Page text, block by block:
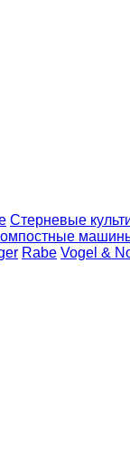
Стерневые
Rabe Vogel &